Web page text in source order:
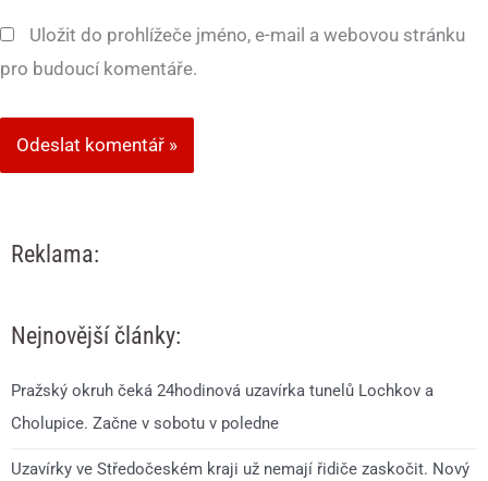
Uložit do prohlížeče jméno, e-mail a webovou stránku
pro budoucí komentáře.
Reklama:
Nejnovější články:
Pražský okruh čeká 24hodinová uzavírka tunelů Lochkov a
Cholupice. Začne v sobotu v poledne
Uzavírky ve Středočeském kraji už nemají řidiče zaskočit. Nový